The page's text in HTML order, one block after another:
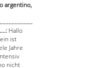
argentino,
Hallo
ist
Jahre
nicht